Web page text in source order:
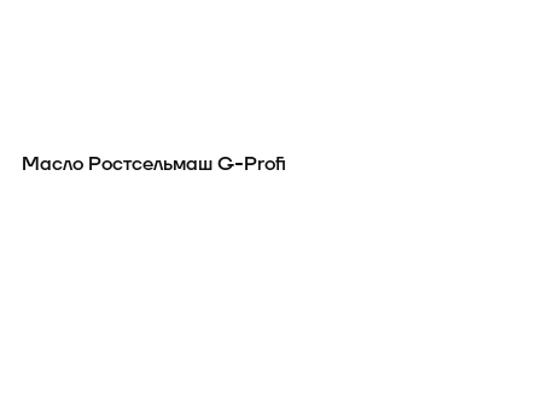
Масло Ростсельмаш G-Profi